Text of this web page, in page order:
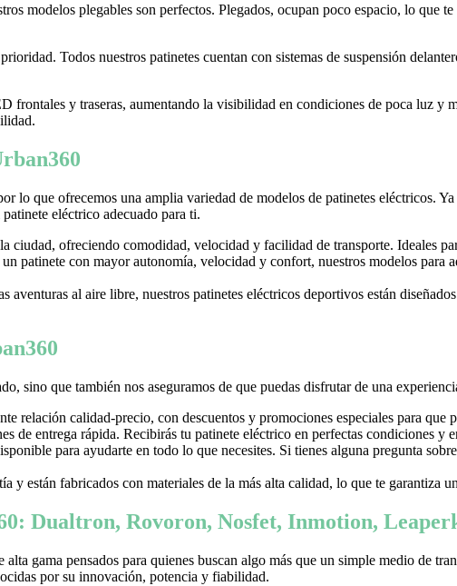
modelos plegables son perfectos. Plegados, ocupan poco espacio, lo que
Todos nuestros patinetes cuentan con sistemas de suspensión
frontales y traseras, aumentando la visibilidad en condiciones de poca luz y
lo que ofrecemos una amplia variedad de modelos de patinetes eléctricos.
eléctrico adecuado para ti.
ciudad, ofreciendo comodidad, velocidad y facilidad de transporte. Ideales
patinete con mayor autonomía, velocidad y confort, nuestros modelos para
aventuras al aire libre, nuestros patinetes eléctricos deportivos están
sino que también nos aseguramos de que puedas disfrutar de una
relación calidad-precio, con descuentos y promociones especiales para que
de entrega rápida. Recibirás tu patinete eléctrico en perfectas condiciones y
para ayudarte en todo lo que necesites. Si tienes alguna pregunta
y están fabricados con materiales de la más alta calidad, lo que te garantiza
Dualtron, Rovoron, Nosfet, Inmotion,
gama pensados para quienes buscan algo más que un simple medio de
por su innovación, potencia y fiabilidad.